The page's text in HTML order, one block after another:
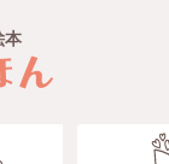
本